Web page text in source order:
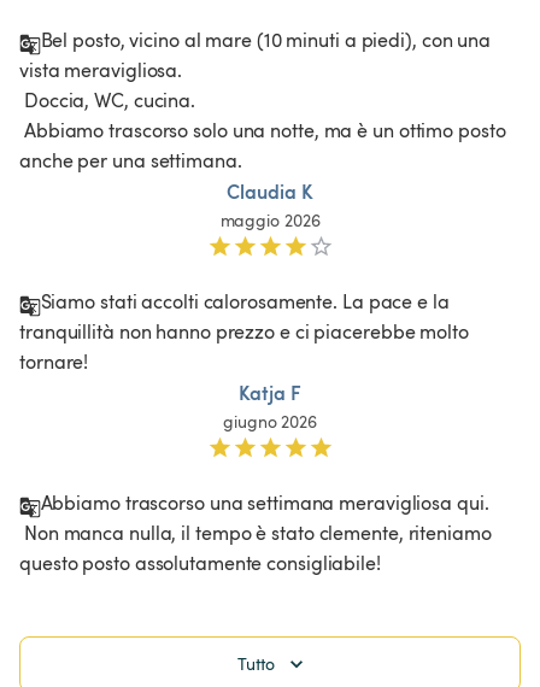
Bel posto, vicino al mare (10 minuti a piedi), con una
vista meravigliosa.
anche per una settimana.
Claudia K
maggio 2026
Siamo stati accolti calorosamente. La pace e la
tranquillità non hanno prezzo e ci piacerebbe molto
tornare!
Katja F
giugno 2026
Abbiamo trascorso una settimana meravigliosa qui.
questo posto assolutamente consigliabile!
Tutto